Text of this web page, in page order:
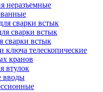
неразъемные
сварки встык
сварки встык
сварки встык
ключа телескопические
кранов
втулок
вводы